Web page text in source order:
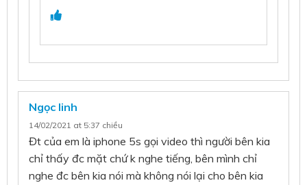
Ngọc linh
14/02/2021 at 5:37 chiều
Đt của em là iphone 5s gọi video thì người bên kia
chỉ thấy đc mặt chứ k nghe tiếng, bên mình chỉ
nghe đc bên kia nói mà không nói lại cho bên kia